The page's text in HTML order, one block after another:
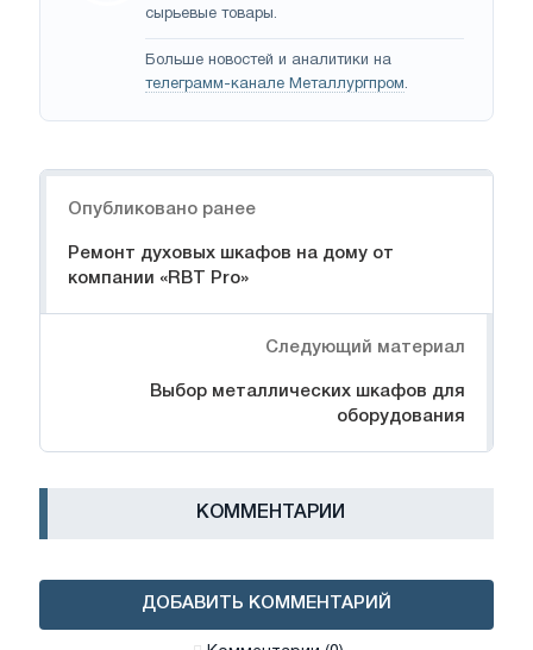
сырьевые товары.
Больше новостей и аналитики на
телеграмм-канале Металлургпром.
Опубликовано ранее
Ремонт духовых шкафов на дому от
компании «RBT Pro»
Следующий материал
Выбор металлических шкафов для
оборудования
КОММЕНТАРИИ
ДОБАВИТЬ КОММЕНТАРИЙ